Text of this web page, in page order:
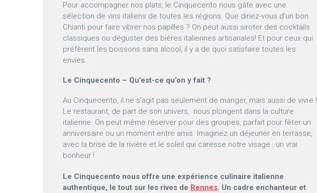
Pour accompagner nos plats, le Cinquecento nous gâte avec une
sélection de vins italiens de toutes les régions. Que diriez-vous d’un bon
Chianti pour faire vibrer nos papilles ? On peut aussi siroter des cocktails
classiques ou déguster des bières italiennes artisanales! Et pour ceux qui
préfèrent les boissons sans alcool, il y a de quoi satisfaire toutes les
envies.
Le Cinquecento – Qu’est-ce qu’on y fait ?
Au Cinquecento, il ne s’agit pas seulement de manger, mais aussi de vivre !
Le restaurant, de part de son univers, nous plongent dans la culture
italienne. On peut même réserver pour des groupes, parfait pour fêter un
anniversaire ou un moment entre amis. Imaginez un déjeuner en terrasse,
avec la brise de la rivière et le soleil qui caresse notre visage : un vrai
bonheur !
Le Cinquecento nous offre une expérience culinaire italienne
authentique, le tout sur les rives de Rennes. Un cadre enchanteur et